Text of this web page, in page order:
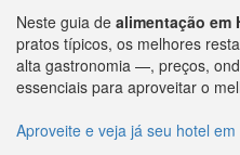
Neste guia de alimentação em
pratos típicos, os melhores
alta gastronomia —, preços,
essenciais para aproveitar o
Aproveite e veja já seu hotel em